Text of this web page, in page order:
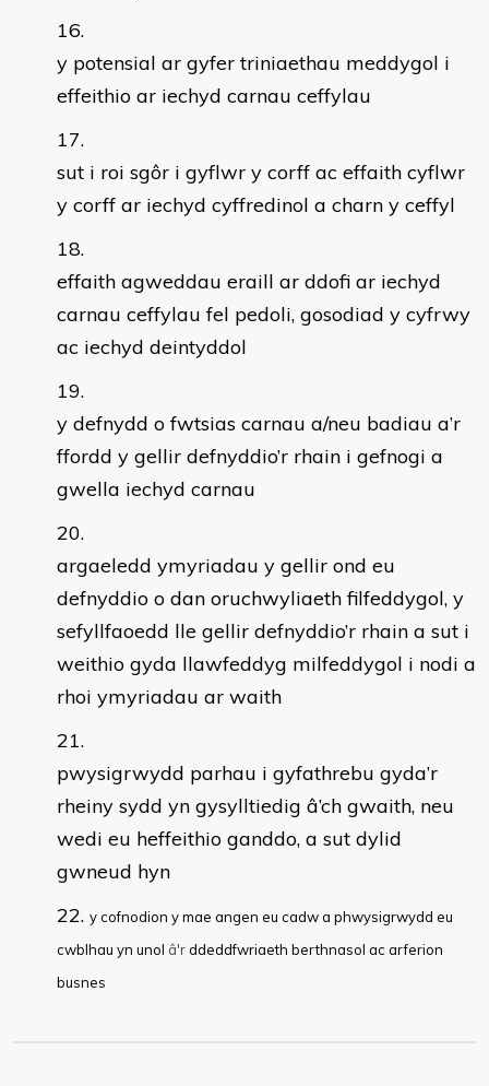
y potensial ar gyfer triniaethau meddygol i
effeithio ar iechyd carnau ceffylau
sut i roi sgôr i gyflwr y corff ac effaith cyflwr
y corff ar iechyd cyffredinol a charn y ceffyl
effaith agweddau eraill ar ddofi ar iechyd
carnau ceffylau fel pedoli, gosodiad y cyfrwy
ac iechyd deintyddol
y defnydd o fwtsias carnau a/neu badiau a’r
ffordd y gellir defnyddio’r rhain i gefnogi a
gwella iechyd carnau
argaeledd ymyriadau y gellir ond eu
defnyddio o dan oruchwyliaeth filfeddygol, y
sefyllfaoedd lle gellir defnyddio’r rhain a sut i
weithio gyda llawfeddyg milfeddygol i nodi a
rhoi ymyriadau ar waith
pwysigrwydd parhau i gyfathrebu gyda’r
rheiny sydd yn gysylltiedig â’ch gwaith, neu
wedi eu heffeithio ganddo, a sut dylid
gwneud hyn
y cofnodion y mae angen eu cadw a phwysigrwydd eu
cwblhau yn unol â'rddeddfwriaeth berthnasol ac arferion
busnes